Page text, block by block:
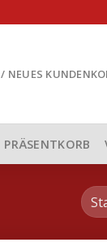
NEUES
PRÄSENTKORB